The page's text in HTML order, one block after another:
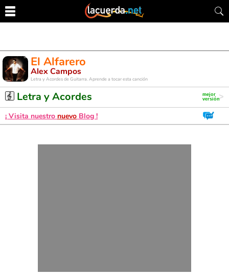
El Alfarero
Alex Campos
Letra y Acordes de Guitarra. Aprende a tocar esta canción
Letra y Acordes
¡ Visita nuestro nuevo Blog !